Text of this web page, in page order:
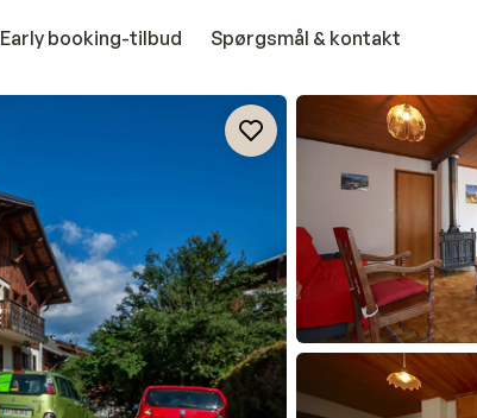
Early booking-tilbud Spørgsmål & kontakt